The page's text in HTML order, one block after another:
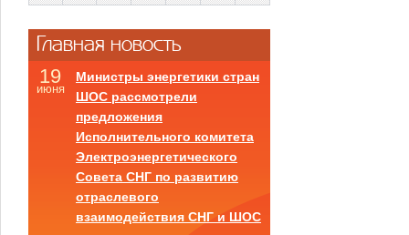
Главная новость
19
июня
Министры энергетики стран
ШОС рассмотрели
предложения
Исполнительного комитета
Электроэнергетического
Совета СНГ по развитию
отраслевого
взаимодействия СНГ и ШОС